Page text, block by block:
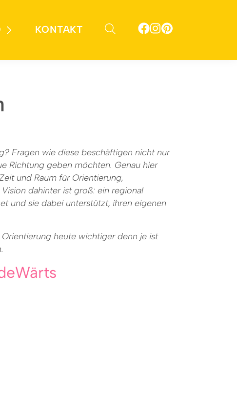
KONTAKT
Fragen wie diese beschäftigen nicht nur
Richtung geben möchten. Genau hier
und Raum für Orientierung,
dahinter ist groß: ein regional
und sie dabei unterstützt, ihren eigenen
Orientierung heute wichtiger denn je ist